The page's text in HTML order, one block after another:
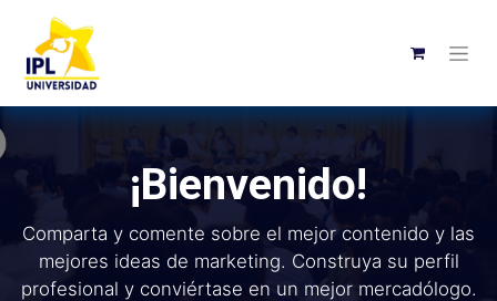
¡Bienvenido!
Comparta y comente sobre el mejor contenido y las
mejores ideas de marketing. Construya su perfil
profesional y conviértase en un mejor mercadólogo.